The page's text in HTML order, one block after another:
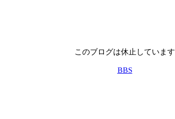
このブログは休止しています
BBS